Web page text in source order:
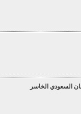
السعودي الخاسر